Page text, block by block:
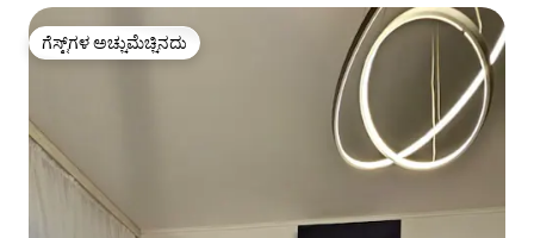
ಗೆಸ್ಟ್‌ಗಳ ಅಚ್ಚುಮೆಚ್ಚಿನದು
ಗೆಸ್ಟ್‌ಗಳ ಅಚ್ಚುಮೆಚ್ಚಿನದು